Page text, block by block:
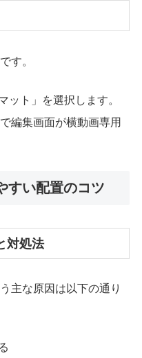
す。
ット」を選択します。
編集画面が横動画専用
すい配置のコツ
対処法
主な原因は以下の通り